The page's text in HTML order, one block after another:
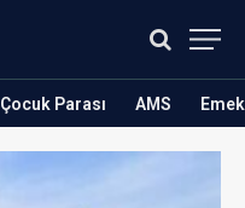
Çocuk Parası AMS